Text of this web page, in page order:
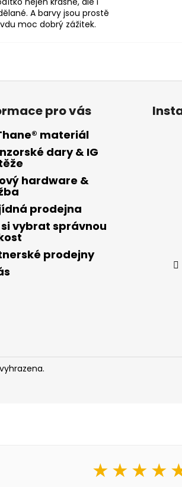
A barvy jsou prostě
moc dobrý zážitek.
pro vás
materiál
dary & IG
hardware &
prodejna
vybrat správnou
prodejny